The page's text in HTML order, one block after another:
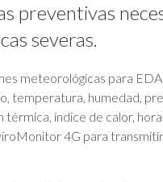
preventivas
severas.
meteorológicas para
temperatura, humedad,
índice de calor,
4G para